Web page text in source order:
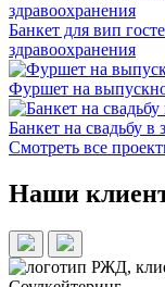
Банкет для вип
здравоохранения
Фуршет на
Банкет на свадьбу в
Смотреть все
Наши